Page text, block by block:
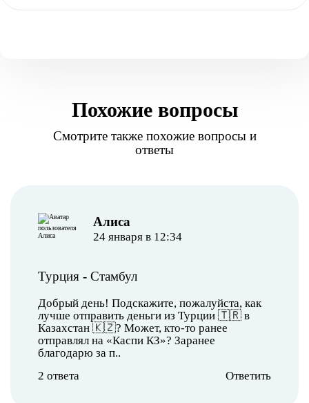
Похожие вопросы
Смотрите также похожие вопросы и
ответы
Алиса
24 января в 12:34
Турция - Стамбул
Добрый день! Подскажите, пожалуйста, как
лучше отправить деньги из Турции 🇹🇷 в
Казахстан 🇰🇿? Может, кто-то ранее
отправлял на «Каспи КЗ»? Заранее
благодарю за п..
2 ответа
Ответить